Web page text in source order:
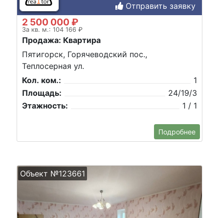
Отправить заявку
2 500 000 ₽
За кв. м.: 104 166 ₽
Продажа: Квартира
Пятигорск, Горячеводский пос.,
Теплосерная ул.
Кол. ком.:
1
Площадь:
24/19/3
Этажность:
1 / 1
Подробнее
Объект №123661